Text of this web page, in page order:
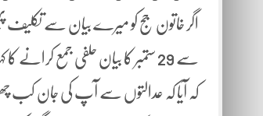
اگر خاتون جج کو میرے بیان سے تکلیف
کہ آیا کہ عدالتوں سے آپ کی جان کب